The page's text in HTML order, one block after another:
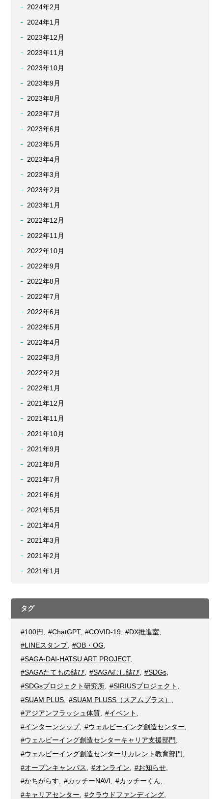
2024年2月
2024年1月
2023年12月
2023年11月
2023年10月
2023年9月
2023年8月
2023年7月
2023年6月
2023年5月
2023年4月
2023年3月
2023年2月
2023年1月
2022年12月
2022年11月
2022年10月
2022年9月
2022年8月
2022年7月
2022年6月
2022年5月
2022年4月
2022年3月
2022年2月
2022年1月
2021年12月
2021年11月
2021年10月
2021年9月
2021年8月
2021年7月
2021年6月
2021年5月
2021年4月
2021年3月
2021年2月
2021年1月
タグ
#100円 #ChatGPT, #COVID-19, #DX推進室
#LINEスタンプ, #OB・OG
#SAGA-DAI-HATSU ART PROJECT,
#SAGAたてもの結び, #SAGAむし結び, #SDGs,
#SDGsプロジェクト研究所
#SIRIUSプロジェクト
#SUAM PLUS
#SUAM PLUSS（スアムプラス）
#アジアンフラッシュ体質
#イベント
#インターンシップ, #ウェルビーイング創造センター
#ウェルビーイング創造センターキャリア支援部門
#ウェルビーイング創造センターリカレント教育部門
#オープンキャンパス
#オンライン #お知らせ,
#かちがらす
#カッチーNAVI #カッチーくん
#キャリアセンター
#クラウドファンディング,